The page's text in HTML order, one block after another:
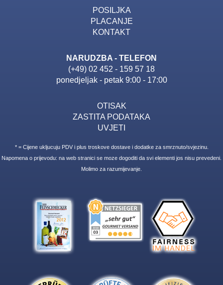
POSILJKA
PLACANJE
KONTAKT
NARUDZBA - TELEFON
(+49) 02 452 - 159 57 18
ponedjeljak - petak 9:00 - 17:00
OTISAK
ZASTITA PODATAKA
UVJETI
* = Cijene ukljucuju PDV i plus troskove dostave i dodatke za smrznuto/svjezinu.
Napomena o prijevodu: na web stranici se moze dogoditi da svi elementi jos nisu prevedeni.
Molimo za razumijevanje.